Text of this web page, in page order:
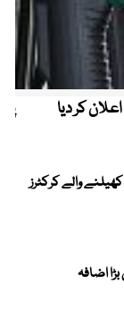
کر دیا
والے کرکٹرز
اضافہ